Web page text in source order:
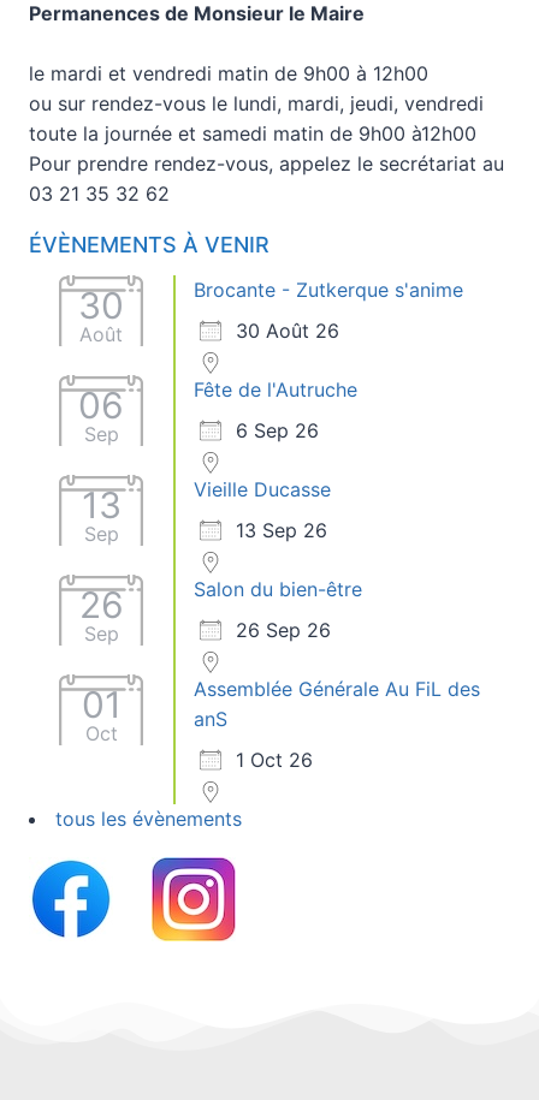
Permanences de Monsieur le Maire
le mardi et vendredi matin de 9h00 à 12h00
ou sur rendez-vous le lundi, mardi, jeudi, vendredi
toute la journée et samedi matin de 9h00 à12h00
Pour prendre rendez-vous, appelez le secrétariat au
03 21 35 32 62
ÉVÈNEMENTS À VENIR
30
Août
Brocante - Zutkerque s'anime
30 Août 26
06
Sep
Fête de l'Autruche
6 Sep 26
13
Sep
Vieille Ducasse
13 Sep 26
26
Sep
Salon du bien-être
26 Sep 26
01
Oct
Assemblée Générale Au FiL des
anS
1 Oct 26
tous les évènements